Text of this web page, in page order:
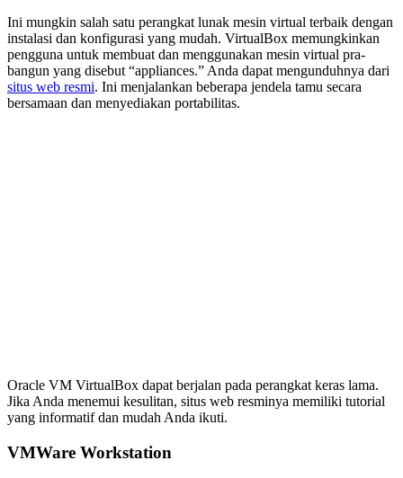
Ini mungkin salah satu perangkat lunak mesin virtual terbaik dengan
instalasi dan konfigurasi yang mudah. VirtualBox memungkinkan
pengguna untuk membuat dan menggunakan mesin virtual pra-
bangun yang disebut “appliances.” Anda dapat mengunduhnya dari
situs web resmi. Ini menjalankan beberapa jendela tamu secara
bersamaan dan menyediakan portabilitas.
Oracle VM VirtualBox dapat berjalan pada perangkat keras lama.
Jika Anda menemui kesulitan, situs web resminya memiliki tutorial
yang informatif dan mudah Anda ikuti.
VMWare Workstation